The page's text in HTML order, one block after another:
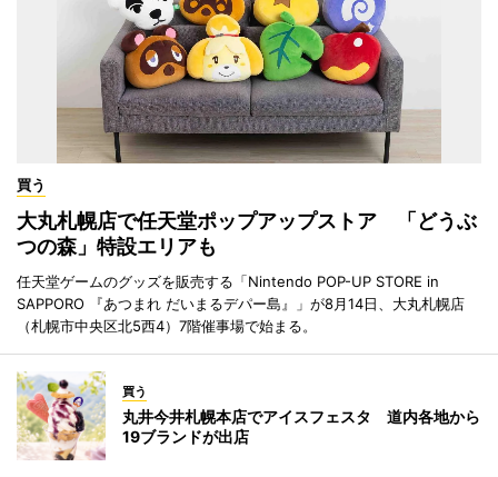
買う
大丸札幌店で任天堂ポップアップストア 「どうぶ
つの森」特設エリアも
任天堂ゲームのグッズを販売する「Nintendo POP-UP STORE in
SAPPORO 『あつまれ だいまるデパー島』」が8月14日、大丸札幌店
（札幌市中央区北5西4）7階催事場で始まる。
買う
丸井今井札幌本店でアイスフェスタ 道内各地から
19ブランドが出店